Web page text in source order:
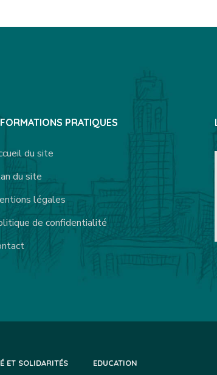
PRATIQUES
du site
du site
légales
de confidentialité
ET SOLIDARITÉS EDUCATION